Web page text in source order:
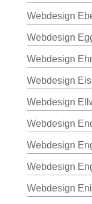
Webdesign
Webdesign
Webdesign
Webdesign
Webdesign
Webdesign
Webdesign
Webdesign
Webdesign